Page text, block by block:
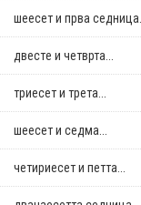
шеесет и прва седница...
двестe и четврта...
триесет и трета...
шеесет и седма...
четириесет и петта...